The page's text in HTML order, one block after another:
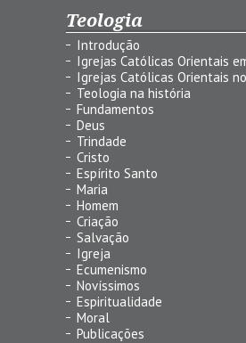
Teologia
Introdução
Igrejas Católicas Orientais
Igrejas Católicas Orientais
Teologia na história
Fundamentos
Deus
Trindade
Cristo
Espírito Santo
Maria
Homem
Criação
Salvação
Igreja
Ecumenismo
Novíssimos
Espiritualidade
Moral
Publicações